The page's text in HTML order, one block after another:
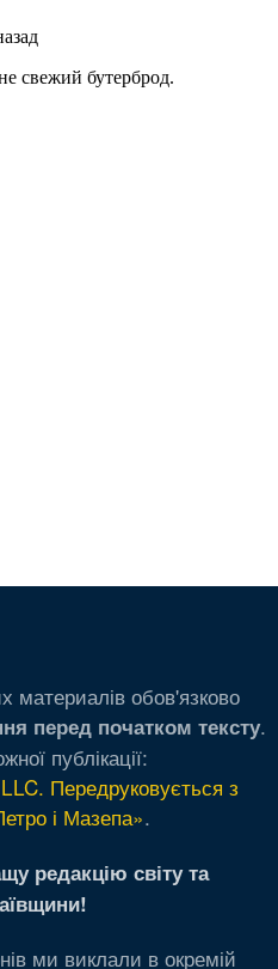
материалів обов'язково
перед початком тексту.
публікації:
Передруковується з
і Мазепа».
редакцію світу та
ми виклали в окремій